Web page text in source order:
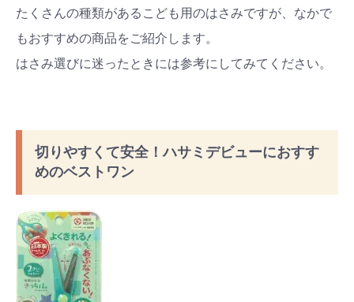
たくさんの種類があるこども用のはさみですが、なかで
もおすすめの商品をご紹介します。
はさみ選びに迷ったときには参考にしてみてください。
切りやすくて安全！ハサミデビューにおすす
めのベストワン
#プレゼント
プレゼント&
キャンペーン